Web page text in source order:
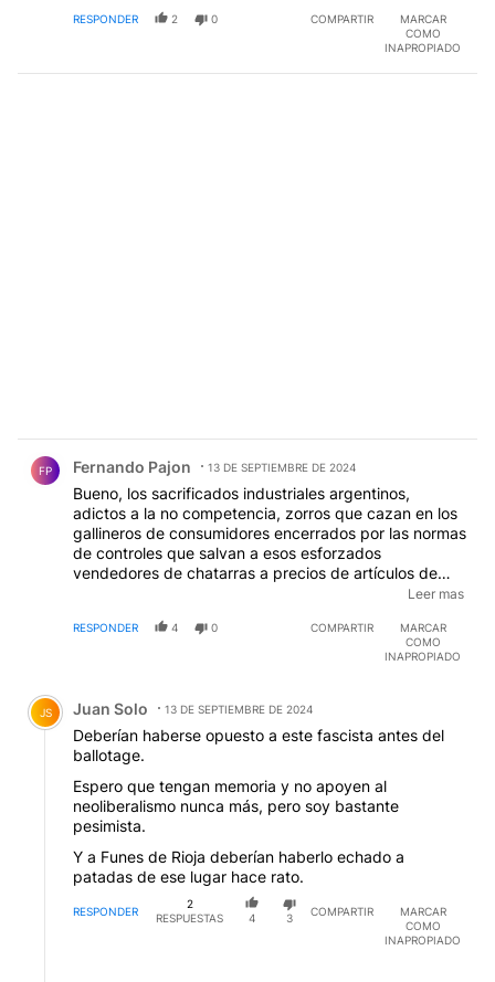
RESPONDER 2 0 COMPARTIR
MARCAR
COMO
INAPROPIADO
FP Fernando Pajon 13 DE SEPTIEMBRE DE 2024
Bueno, los sacrificados industriales argentinos,
adictos a la no competencia, zorros que cazan en los
gallineros de consumidores encerrados por las normas
de controles que salvan a esos esforzados
vendedores de chatarras a precios de artículos de
lujo. O de contrabandistas que después de poner una
los precios de origen.
Leer mas
RESPONDER 4 0 COMPARTIR
MARCAR
COMO
INAPROPIADO
Comentario de Juan Solo.
JS Juan Solo 13 DE SEPTIEMBRE DE 2024
Deberían haberse opuesto a este fascista antes del
ballotage.
Espero que tengan memoria y no apoyen al
neoliberalismo nunca más, pero soy bastante
pesimista.
Y a Funes de Rioja deberían haberlo echado a
patadas de ese lugar hace rato.
RESPONDER
2
RESPUESTAS
4 3
COMPARTIR
MARCAR
COMO
INAPROPIADO